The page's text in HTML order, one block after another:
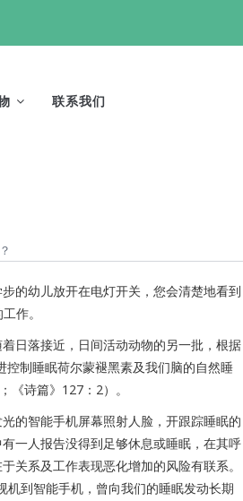
联系我们
的幼儿放开在电灯开关，您会清楚地看到
作。
日落接近，日间活动动物的另一批，根据
制睡眠荷尔蒙褪黑素及我们脑的自然睡
《诗篇》127：2）。
的智能手机屏幕照射人脸，开跟踪睡眠的
一人报告没得到足够休息或睡眠，在其呼
关系及工作表现恶化增加的风险有联系。
机到智能手机，曾向我们的睡眠发动长期